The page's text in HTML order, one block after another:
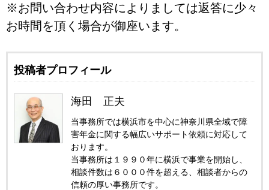
※お問い合わせ内容によりましては返答に少々
お時間を頂く場合が御座います。
投稿者プロフィール
海田 正夫
当事務所では横浜市を中心に神奈川県全域で障
害年金に関する幅広いサポート依頼に対応して
おります。
当事務所は１９９０年に横浜で事業を開始し、
相談件数は６０００件を超える、相談者からの
信頼の厚い事務所です。